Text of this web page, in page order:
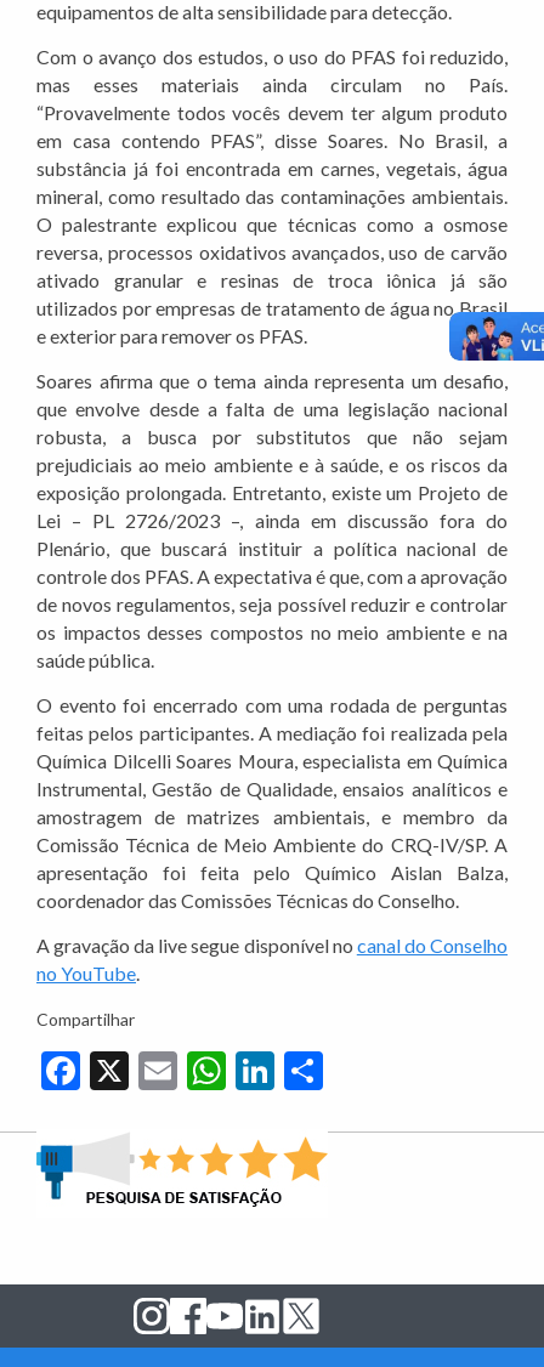
equipamentos de alta sensibilidade para detecção.
Com o avanço dos estudos, o uso do PFAS foi reduzido,
mas esses materiais ainda circulam no País.
“Provavelmente todos vocês devem ter algum produto
em casa contendo PFAS”, disse Soares. No Brasil, a
substância já foi encontrada em carnes, vegetais, água
mineral, como resultado das contaminações ambientais.
O palestrante explicou que técnicas como a osmose
reversa, processos oxidativos avançados, uso de carvão
ativado granular e resinas de troca iônica já são
utilizados por empresas de tratamento de água no Brasil
e exterior para remover os PFAS.
Soares afirma que o tema ainda representa um desafio,
que envolve desde a falta de uma legislação nacional
robusta, a busca por substitutos que não sejam
prejudiciais ao meio ambiente e à saúde, e os riscos da
exposição prolongada. Entretanto, existe um Projeto de
Lei – PL 2726/2023 –, ainda em discussão fora do
Plenário, que buscará instituir a política nacional de
controle dos PFAS. A expectativa é que, com a aprovação
de novos regulamentos, seja possível reduzir e controlar
os impactos desses compostos no meio ambiente e na
saúde pública.
O evento foi encerrado com uma rodada de perguntas
feitas pelos participantes. A mediação foi realizada pela
Química Dilcelli Soares Moura, especialista em Química
Instrumental, Gestão de Qualidade, ensaios analíticos e
amostragem de matrizes ambientais, e membro da
Comissão Técnica de Meio Ambiente do CRQ-IV/SP. A
apresentação foi feita pelo Químico Aislan Balza,
coordenador das Comissões Técnicas do Conselho.
A gravação da live segue disponível no canal do Conselho
no YouTube.
Compartilhar
Facebook
X EmailWhatsApp
LinkedIn